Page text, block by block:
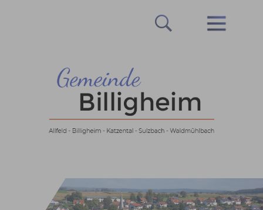
Prev Next